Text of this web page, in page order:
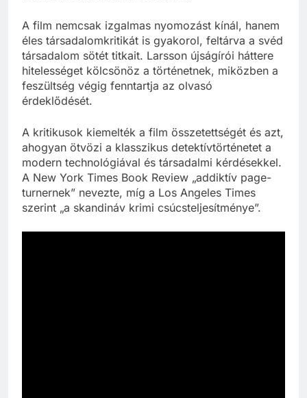
A film nemcsak izgalmas nyomozást kínál, hanem
éles társadalomkritikát is gyakorol, feltárva a svéd
társadalom sötét titkait. Larsson újságírói háttere
hitelességet kölcsönöz a történetnek, miközben a
feszültség végig fenntartja az olvasó
érdeklődését.
A kritikusok kiemelték a film összetettségét és azt,
ahogyan ötvözi a klasszikus detektívtörténetet a
modern technológiával és társadalmi kérdésekkel.
A New York Times Book Review „addiktív page-
turnernek” nevezte, míg a Los Angeles Times
szerint „a skandináv krimi csúcsteljesítménye”.